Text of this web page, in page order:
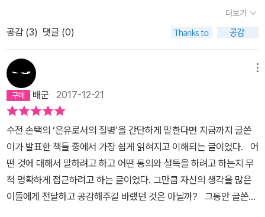
이는 것에 대한 통렬한 비판이자 혐오감이자 경종이다. 보통 유럽이
나 미국 등 서구사회는 전염병을 하나같이 제3세계에서 시작된 것으
가 아프리카에서 온 것이라고 주장하는 미국, 그 미국인들 때문에 유
럽에 전파되었다고 하는 유럽의 사례를 들 수 있다. 때문에 질병의 이
런 사회적 은유는 사회의 중간 계급, 혹은 지배 계급들이 파시스트적
인 선전선동을 하기에 딱 좋은 대상이 된다. ‘제3세계에서 역병이 들
어왔으니’ 그들의 이민 및 이주를 막아야 한다. 제3세계의 인종들을
격리하고 차별하는 것은 마땅하다. ‘동성애자들의 문란한 성행위가
에이즈를 확산하니’ 그들을 격리하고 사회적으로 탄압하는 것은 당연
하다. 이러한 논리들. 우리에게 적이 되는 ‘암’적인 존재들은 종양을
제거하듯 잘라내고 방사선치료를 해야 하는 것처럼 핵폭탄 투하와 같
유아기 동안에만 세 번의 죽을 고비를 맞았다. 부모님은 세 번이나 각
서를 썼다. '아기가 죽어도 의사에게 책임을 묻지 않겠다'는 당시로서
다. 내일 당장 하늘나라로 가버릴 것이라고 생각했기 때문이다. 병명
은 급성폐렴, 임파성 결핵, 동맥절단 등이다. 너무 이른 나이에 과다한
항생제를 쓴 탓에 신생아 때 머리가 홀랑 다 벗겨졌고, 그 흔적이 지금
도 남아 있다. '땜통'이라는 어감이 얼마나 무시무시했던지 내 유년시
절의 상처를 상징하는 단어로 남아 있다. 무서운 질병들로 인해 나의
체질과 성격은 스무살이 될 때까지 완전히 주눅들어 있었다. 감기에
만 걸려도 꼬박 두 달간 병원에 다녔다. 병원에서 <보물섬>이라는 어
린이 만화잡지를 즐겨 봤는데, 의사 선생님이 부를 때마다 <보물섬>
에게 '다음에 병원오면 또 봐야지'하고 말을 걸곤 했다. 병원에 오는
주는 알림등이고 그 알림을표시하기위해 은유가 탄생했다는 사실'을
은폐할 수 있다는 것은 생각 못했던 것 같다. 수잔 손택의 주장은 항
상 내가 경계해야할 주장을 유연한 필체로 적기 때문에 의미가 있어
서 별하나는 준다...
더보기
공감 (3) 댓글 (0)
배군 2017-12-21
수전 손택의 ‘은유로서의 질병’을 간단하게 말한다면 지금까지 글쓴
이가 발표한 책들 중에서 가장 쉽게 읽혀지고 이해되는 글이었다. 어
떤 것에 대해서 말하려고 하고 어떤 동의와 설득을 하려고 하는지 무
척 명확하게 접근하려고 하는 글이었다. 그만큼 자신의 생각을 많은
이들에게 전달하고 공감해주길 바랬던 것은 아닐까? 그동안 글쓴이